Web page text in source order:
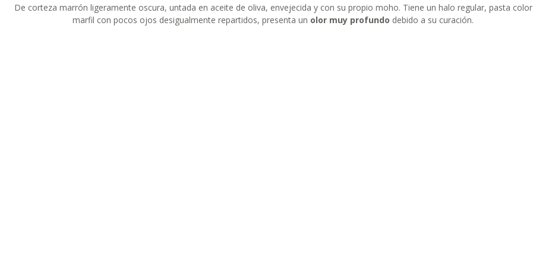
De corteza marrón ligeramente oscura, untada en aceite de oliva, envejecida y con su propio moho. Tiene un halo regular, pasta color
marfil con pocos ojos desigualmente repartidos, presenta un olor muy profundo debido a su curación.